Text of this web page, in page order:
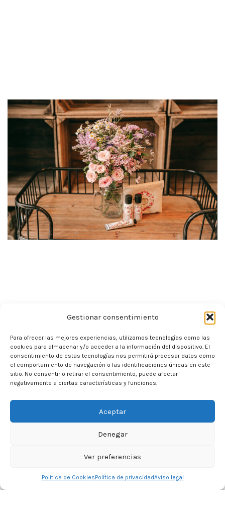
Gestionar consentimiento
Para ofrecer las mejores experiencias, utilizamos tecnologías como las
cookies para almacenar y/o acceder a la información del dispositivo. El
consentimiento de estas tecnologías nos permitirá procesar datos como
el comportamiento de navegación o las identificaciones únicas en este
sitio. No consentir o retirar el consentimiento, puede afectar
negativamente a ciertas características y funciones.
Aceptar
Denegar
Ver preferencias
Política de CookiesPolítica de privacidadAviso legal
Filtros Lista de deseos Carrito